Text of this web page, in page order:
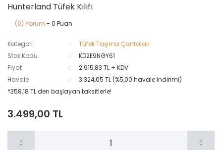
Hunterland Tüfek Kılıfı
(0) Yorum - 0 Puan
Kategori
Tüfek Taşıma Çantaları
Stok Kodu
KD2E9NGY61
Fiyat
2.915,83 TL + KDV
Havale
3.324,05 TL (%5,00 havale indirimi)
*358,18 TL den başlayan taksitlerle!
3.499,00 TL